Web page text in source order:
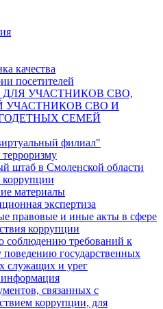
качества
посетителей
УЧАСТНИКОВ СВО,
УЧАСТНИКОВ СВО И
СЕМЕЙ
филиал"
штаб в Смоленской области
коррупции
материалы
экспертиза
правовые и иные акты в сфере
коррупции
соблюдению требований к
государственных
служащих и урег
информация
связанных с
коррупции, для